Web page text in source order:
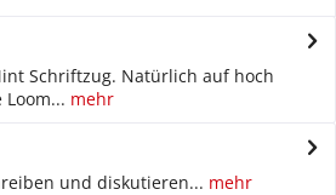
Schriftzug. Natürlich auf hoch
mehr
und diskutieren... mehr